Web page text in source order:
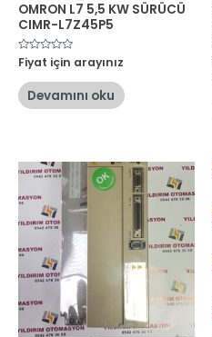
OMRON L7 5,5 KW SÜRÜCÜ
CIMR-L7Z45P5
5
üzerinden
oy
aldı
Fiyat için arayınız
Devamını oku